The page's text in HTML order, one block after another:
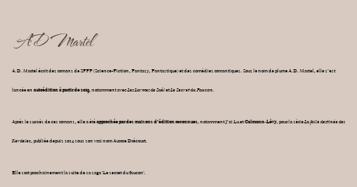
AD Martel
A.D. Martel écrit des romans de SFFF (Science-Fiction, Fantasy, Fantastique) et des comédies romantiques. Sous le nom de plume A.D. Martel, elle s’est
lancée enautoédition à partir de 2019, notamment avecLes Larmes de SaëletLe Secret du Faucon.
Après le succès de ces romans, elle a étéapprochée par des maisons d’édition reconnues, notamment J’ai Lu etCalmann‑Lévy, pour la sérieLa folle destinée des
Kerdelec, publiée depuis 2024 sous son vrai nom Aurore Drécourt.
Elle sort prochainement la suite de sa saga 'Le secret du faucon'.